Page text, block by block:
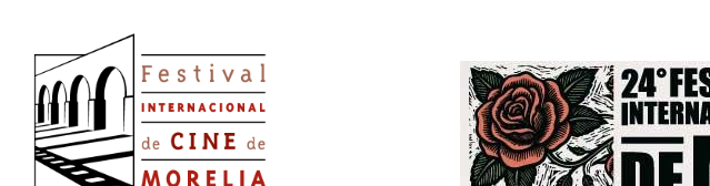
main
content
Image